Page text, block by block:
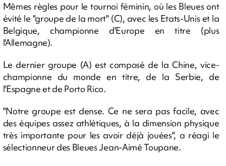
Mêmes règles pour le tournoi féminin, où les Bleues ont
évité le "groupe de la mort" (C), avec les Etats-Unis et la
Belgique, championne d'Europe en titre (plus
l'Allemagne).
Le dernier groupe (A) est composé de la Chine, vice-
championne du monde en titre, de la Serbie, de
l'Espagne et de Porto Rico.
"Notre groupe est dense. Ce ne sera pas facile, avec
des équipes assez athlétiques, à la dimension physique
très importante pour les avoir déjà jouées", a réagi le
sélectionneur des Bleues Jean-Aimé Toupane.